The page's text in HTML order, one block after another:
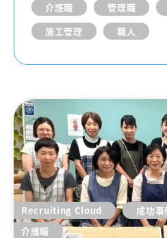
介護職
管理職
施工管理
職人
Recruiting Cloud 成功事
介護職